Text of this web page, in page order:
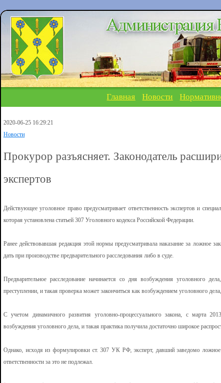
Главная Новости
2020-06-25 16:29:21
Новости
Прокурор разъясняет. Законодатель
экспертов
Действующее уголовное право предусматривает ответственность экспертов и
которая установлена статьей 307 Уголовного кодекса Российской Федерации.
Ранее действовавшая редакция этой нормы предусматривала наказание за ложное
дать при производстве предварительного расследования либо в суде.
Предварительное расследование начинается со дня возбуждения уголовного
преступлении, и такая проверка может закончиться как возбуждением уголовного
С учетом динамичного развития уголовно-процессуального закона, с марта
возбуждения уголовного дела, и такая практика получила достаточно широкое
Однако, исходя из формулировки ст. 307 УК РФ, эксперт, давший заведомо
ответственности за это не подлежал.